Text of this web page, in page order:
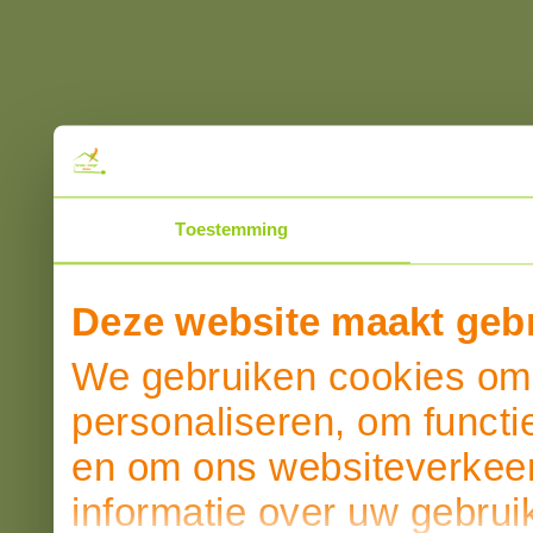
Toestemming
Deze website maakt
We gebruiken cookies
personaliseren, om
en om ons
informatie over uw